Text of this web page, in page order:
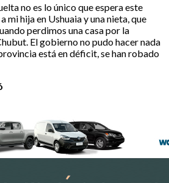
no es lo único que espera este
mi hija en Ushuaia y una nieta, que
perdimos una casa por la
El gobierno no pudo hacer nada
está en déficit, se han robado